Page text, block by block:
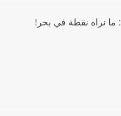
ما نراه نقطة في بحر!